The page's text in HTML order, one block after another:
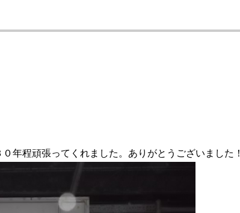
年程頑張ってくれました。ありがとうございました！